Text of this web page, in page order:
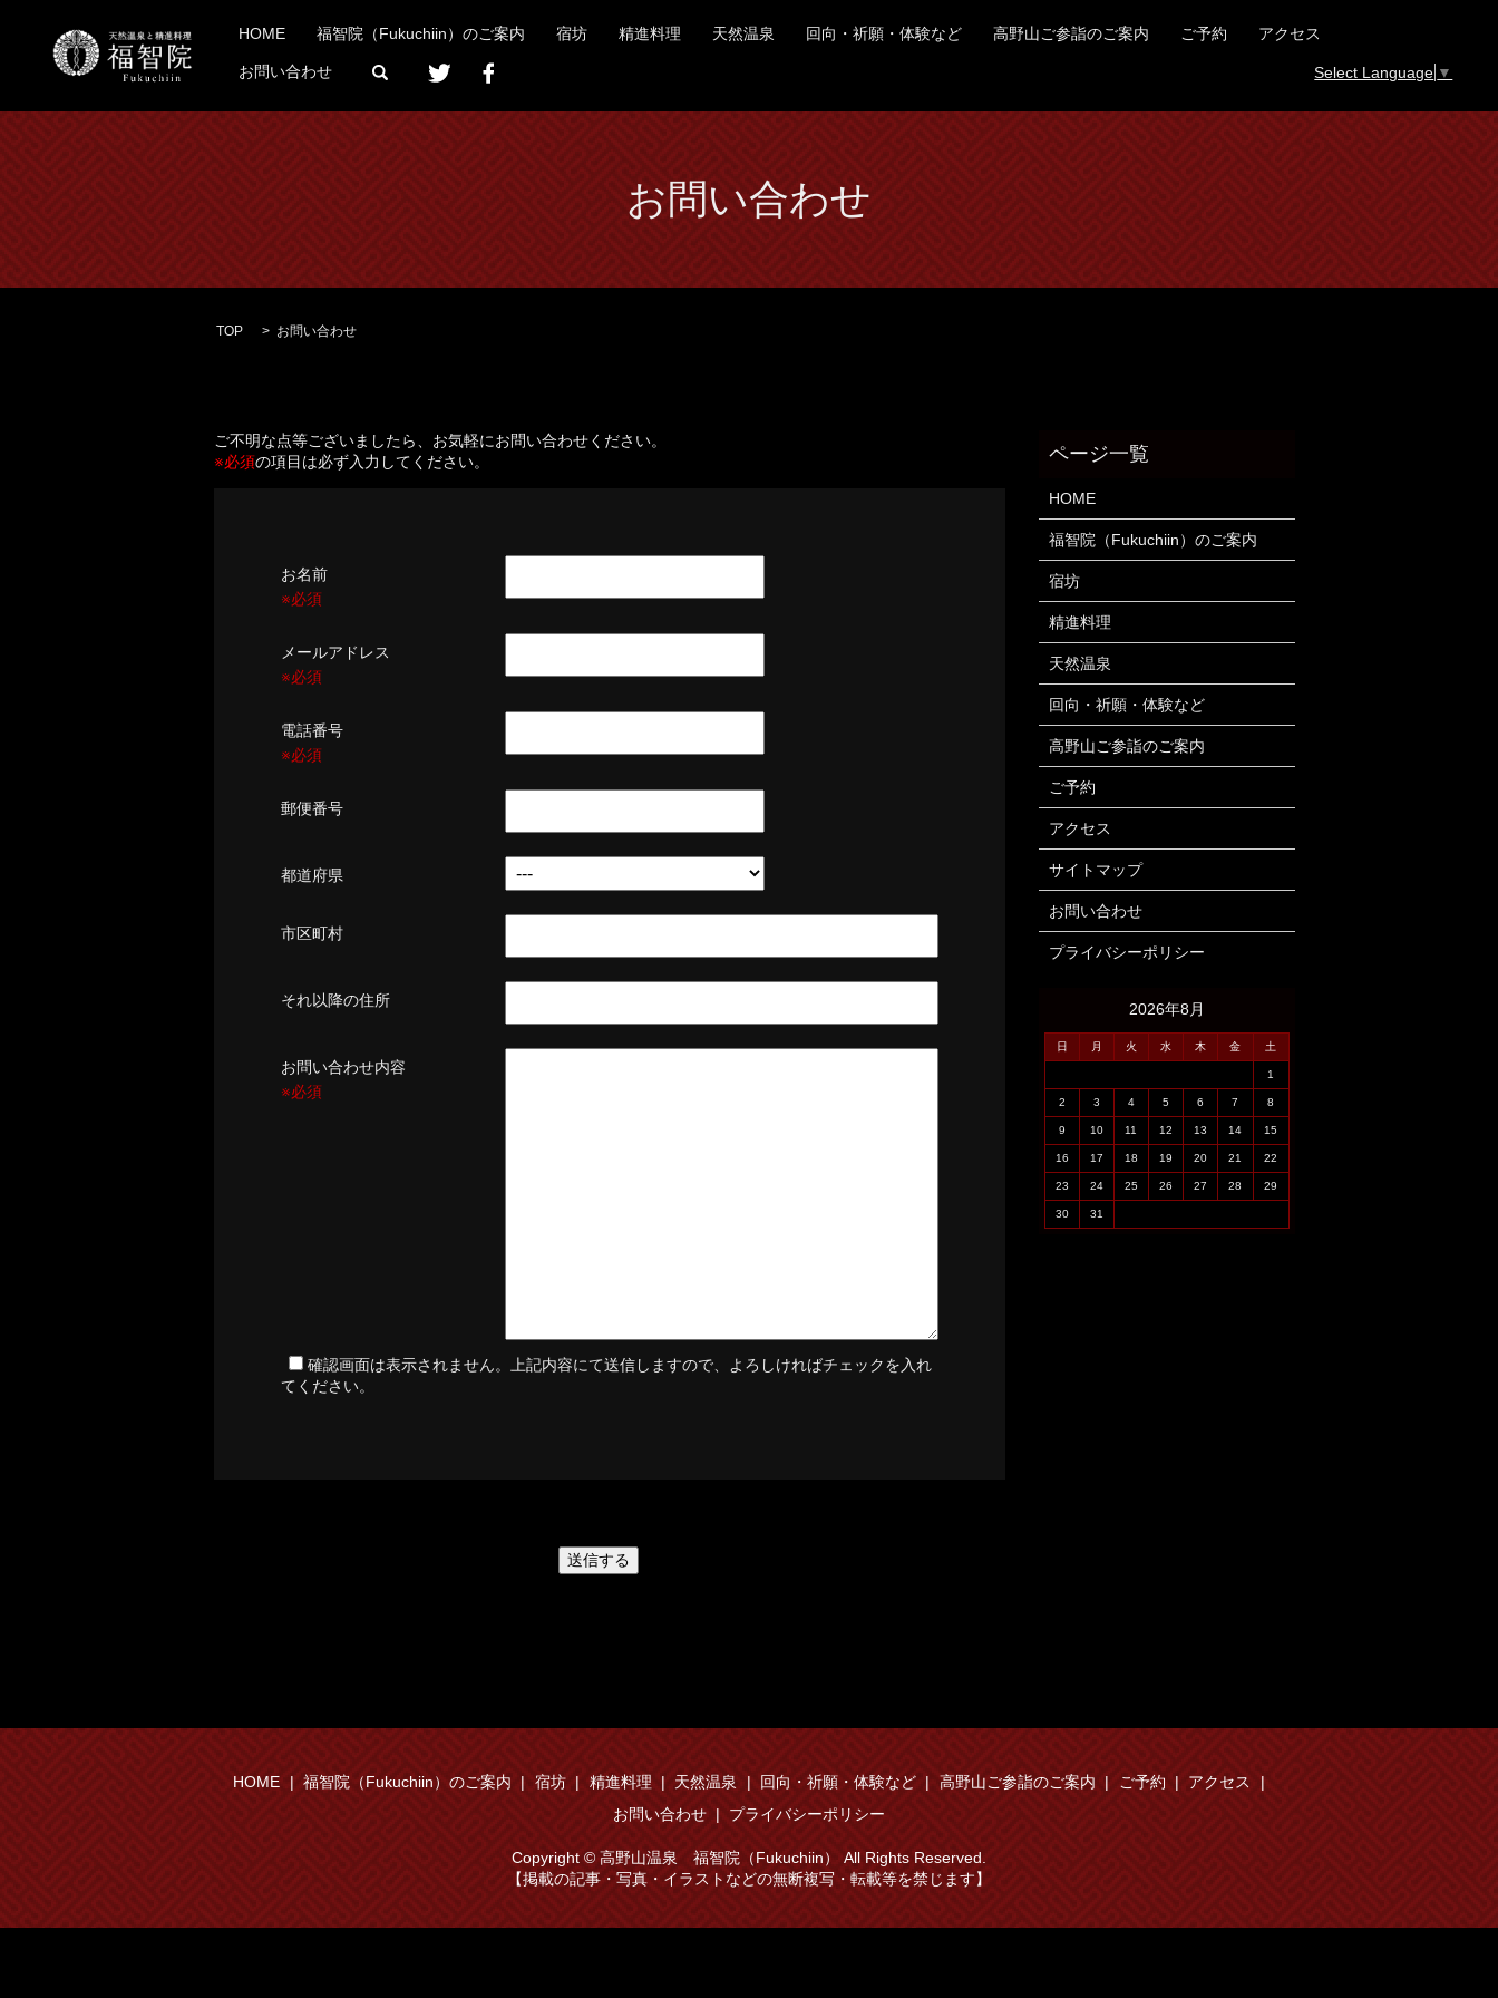
HOME 福智院（Fukuchiin）のご案内 宿坊 精進料理 天然温泉 回向・祈願・体験など 高野山ご参詣のご案内 ご予約 アクセス
お問い合わせ search Select Language ▼
お問い合わせ
TOP お問い合わせ
ご不明な点等ございましたら、お気軽にお問い合わせください。
※必須の項目は必ず入力してください。
お名前
※必須
メールアドレス
※必須
電話番号
※必須
郵便番号
都道府県
市区町村
それ以降の住所
お問い合わせ内容
※必須
確認画面は表示されません。上記内容にて送信しますので、よろしければチェックを入れ
てください。
HOME
福智院（Fukuchiin）のご案内
宿坊
精進料理
天然温泉
回向・祈願・体験など
高野山ご参詣のご案内
ご予約
アクセス
サイトマップ
お問い合わせ
プライバシーポリシー
2026年8月
日 月 火 水 木 金 土
1
2 3 4 5 6 7 8
9 10 11 12 13 14 15
16 17 18 19 20 21 22
23 24 25 26 27 28 29
30 31
HOME 福智院（Fukuchiin）のご案内 宿坊 精進料理 天然温泉 回向・祈願・体験など 高野山ご参詣のご案内 ご予約
アクセス
お問い合わせ
プライバシーポリシー
Copyright © 高野山温泉 福智院（Fukuchiin） All Rights Reserved.
【掲載の記事・写真・イラストなどの無断複写・転載等を禁じます】